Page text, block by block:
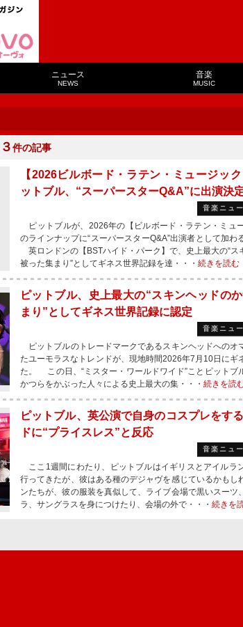
ニュース
NEWS
音楽
MUSIC
３件の記事
【2026ビルボード・ラテン・ミュージッ
ットブル、“スーパースターQ&A”に出演決
音楽ニュ
ピットブルが、2026年の【ビルボード・ラテン・ミュ
のラインナップに“スーパースターQ&A”出演者として加わ
英ロンドンの【BSTハイド・パーク】で、史上最大の“ス
被った集まり”としてギネス世界記録を達・・・ 続きを読む
ピットブル、史上最大の“スキンヘッドの
まり”としてギネス世界記録に認定
音楽ニュ
ピットブルのトレードマークであるスキンヘッドへのオ
たユーモラスなトレンドが、現地時間2026年7月10日にギ
た。 この日、“ミスター・ワールドワイド”ことピットブ
かつらをかぶった人々による史上最大の集・・・ 続きを読
ピットブル、英公演で自身のコスプレをす
ドに“プライスレス”と反応
音楽ニュ
ここ1週間にわたり、ピットブルはイギリスとアイルラ
行ってきたが、彼はある種のデジャヴを感じているかもし
ンたちが、彼の服装を真似して、ライブ会場で黒いスーツ
ラ、サングラスを身につけたり、会場の外で・・・ 続きを